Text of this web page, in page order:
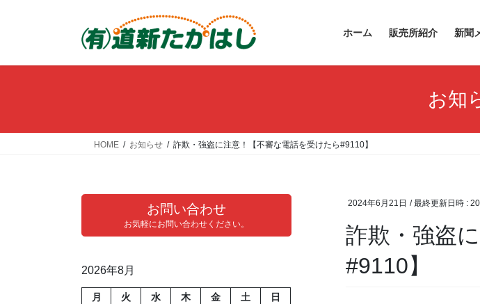
ホーム 販売所紹介 新聞
お知
HOME お知らせ 詐欺・強盗に注意！【不審な電話を受けたら#9110】
2024年6月21日 / 最終更新日時 :
詐欺・強盗
#9110】
お問い合わせ
お気軽にお問い合わせください。
2026年8月
月 火 水 木 金 土
日